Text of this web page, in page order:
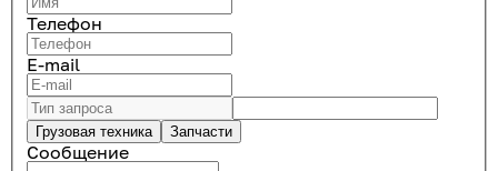
Телефон
E-mail
Грузовая техника Запчасти
Сообщение